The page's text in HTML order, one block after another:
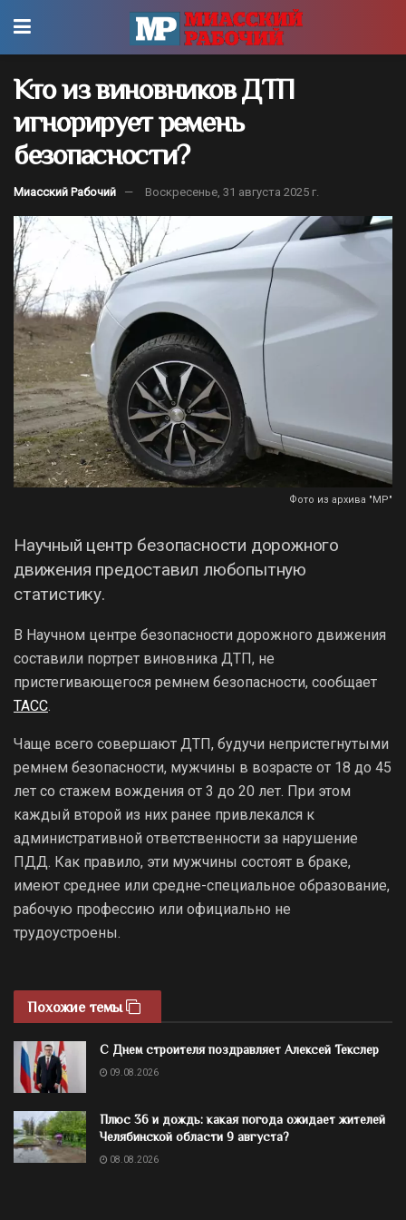
Кто из виновников ДТП
игнорирует ремень
безопасности?
Миасский Рабочий Воскресенье, 31 августа 2025 г.
Фото из архива "МР"
Научный центр безопасности дорожного
движения предоставил любопытную
статистику.
В Научном центре безопасности дорожного движения
составили портрет виновника ДТП, не
пристегивающегося ремнем безопасности, сообщает
ТАСС.
Чаще всего совершают ДТП, будучи непристегнутыми
ремнем безопасности, мужчины в возрасте от 18 до 45
лет со стажем вождения от 3 до 20 лет. При этом
каждый второй из них ранее привлекался к
административной ответственности за нарушение
ПДД. Как правило, эти мужчины состоят в браке,
имеют среднее или средне-специальное образование,
рабочую профессию или официально не
трудоустроены.
Похожие темы
С Днем строителя поздравляет Алексей Текслер
09.08.2026
Плюс 36 и дождь: какая погода ожидает жителей
Челябинской области 9 августа?
08.08.2026